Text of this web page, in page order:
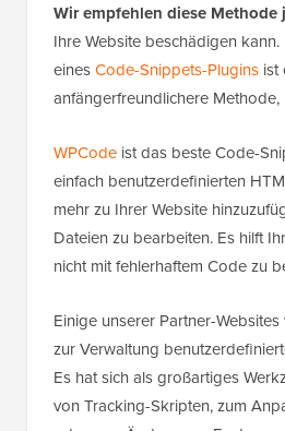
Wir empfehlen diese Methode
Ihre Website beschädigen
einesCode-Snippets-Plugins ist
anfängerfreundlichere Methode,
WPCode ist das beste Code-
einfach benutzerdefinierten
mehr zu Ihrer Website
Dateien zu bearbeiten. Es hilft
nicht mit fehlerhaftem Code zu
Einige unserer Partner-
zur Verwaltung
Es hat sich als großartiges
von Tracking-Skripten, zum